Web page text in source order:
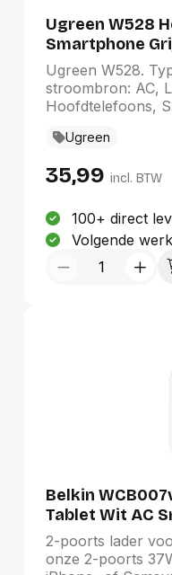
Ugreen W528
Smartphone
opladen Binnen
Ugreen W528.
stroombron: AC,
Hoofdtelefoons,
Kortsluiting,
Ugreen
35,99 incl. BTW
100+ direct
Volgende
Belkin
Tablet Wit AC
2-poorts lader
onze 2-poorts